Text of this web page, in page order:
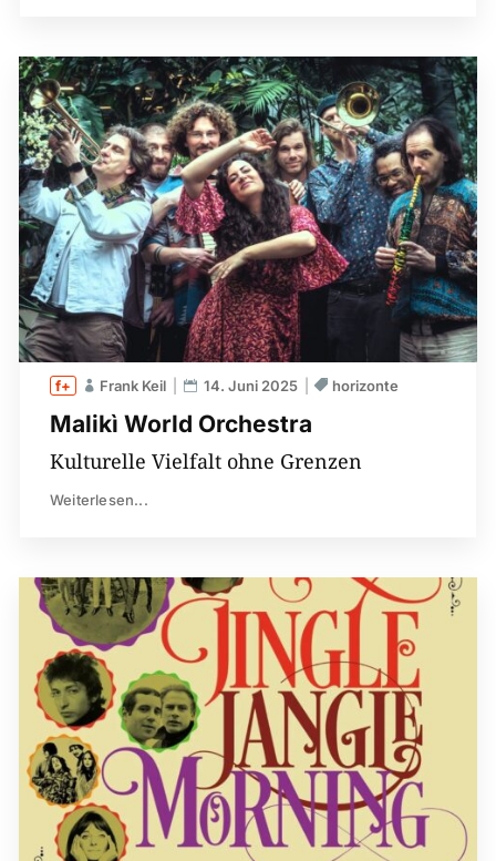
Malikì World Orchestra
Frank Keil 14. Juni 2025 horizonte
Kulturelle Vielfalt ohne Grenzen
Weiterlesen...